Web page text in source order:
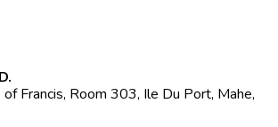
Francis, Room 303, Ile Du Port, Mahe,